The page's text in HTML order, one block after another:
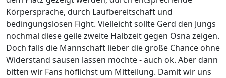
Körpersprache, durch Laufbereitschaft und
bedingungslosen Fight. Vielleicht sollte Gerd den Jungs
nochmal diese geile zweite Halbzeit gegen Osna zeigen.
Doch falls die Mannschaft lieber die große Chance ohne
Widerstand sausen lassen möchte - auch ok. Aber dann
bitten wir Fans höflichst um Mitteilung. Damit wir uns